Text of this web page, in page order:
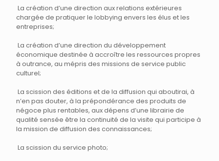
La création d’une direction aux relations extérieures
chargée de pratiquer le lobbying envers les élus et les
entreprises;
La création d’une direction du développement
économique destinée à accroître les ressources propres
à outrance, au mépris des missions de service public
culturel;
La scission des éditions et de la diffusion qui aboutirai, à
n’en pas douter, à la prépondérance des produits de
négoce plus rentables, aux dépens d’une librairie de
qualité sensée être la continuité de la visite qui participe à
la mission de diffusion des connaissances;
La scission du service photo;